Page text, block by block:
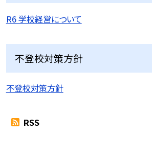
R6 学校経営について
不登校対策方針
不登校対策方針
RSS